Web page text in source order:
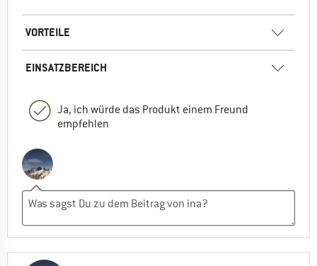
VORTEILE
EINSATZBEREICH
Ja, ich würde das Produkt einem Freund
empfehlen